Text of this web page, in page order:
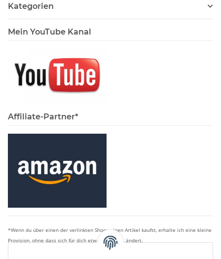
Kategorien
Mein YouTube Kanal
Affiliate-Partner*
*Wenn du über einen der verlinkten Shops einen Artikel kaufst, erhalte ich eine kleine
Provision, ohne dass sich für dich etwas am Preis ändert.